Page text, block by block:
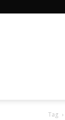
Tag